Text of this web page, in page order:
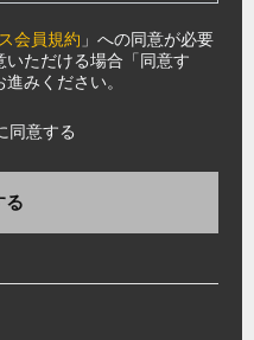
会員規約 」への同意が必要
ただける場合「同意す
みください。
同意する
る